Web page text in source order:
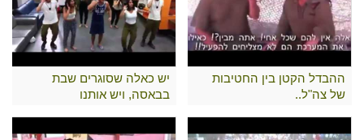
ההבדל הקטן בין החטיבות
של צה"ל..
יש כאלה שסוגרים שבת
בבאסה, ויש אותנו